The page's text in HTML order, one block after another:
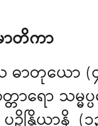
မာတိကာ
ာတုယော (
ရော သမ္မပ္